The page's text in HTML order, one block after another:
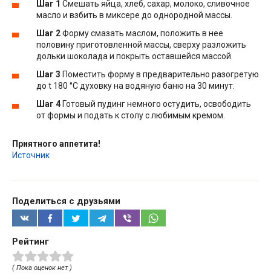
Шаг 1 Смешать яйца, хлеб, сахар, молоко, сливочное
масло и взбить в миксере до однородной массы.
Шаг 2Форму смазать маслом, положить в нее
половину приготовленной массы, сверху разложить
дольки шоколада и покрыть оставшейся массой.
Шаг 3 Поместить форму в предварительно разогретую
до t 180 °С духовку на водяную баню на 30 минут.
Шаг 4 Готовый пудинг немного остудить, освободить
от формы и подать к столу с любимым кремом.
Приятного аппетита!
Источник
Поделиться с друзьями
Рейтинг
( Пока оценок нет )